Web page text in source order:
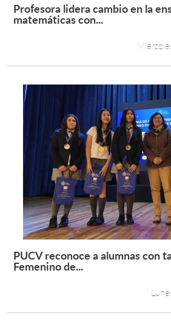
Profesora lidera cambio en la
matemáticas con...
PUCV reconoce a alumnas con
Femenino de...